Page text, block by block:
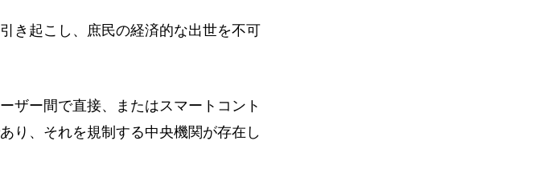
き起こし、庶民の経済的な出世を不可
ザー間で直接、またはスマートコント
り、それを規制する中央機関が存在し